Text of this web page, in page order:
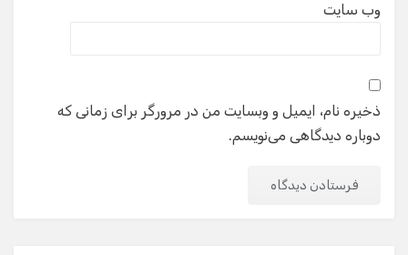
وب‌ سایت
ذخیره نام، ایمیل و وبسایت من در مرورگر برای زمانی که
دوباره دیدگاهی می‌نویسم.